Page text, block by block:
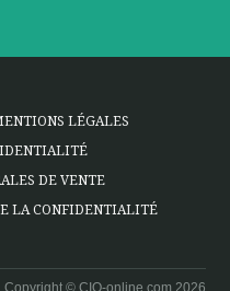
LÉGALES
DE VENTE
LA CONFIDENTIALITÉ
Copyright © CIO-online.com 2026